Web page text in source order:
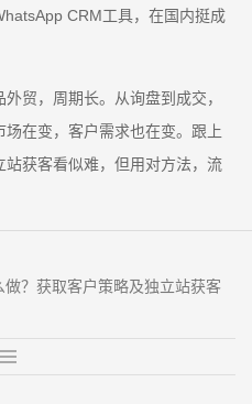
CRM工具，在国内挺成
贸，周期长。从询盘到成交，
在变，客户需求也在变。跟上
获客看似难，但用对方法，流
？获取客户策略及独立站获客